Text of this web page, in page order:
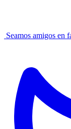
Seamos amigos en